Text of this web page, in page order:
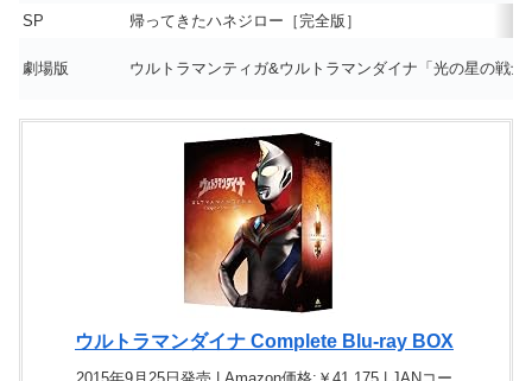
SP
帰ってきたハネジロー［完全版］
劇場版 ウルトラマンティガ&ウルトラマンダイナ「光の星の戦士
ウルトラマンダイナ Complete Blu-ray BOX